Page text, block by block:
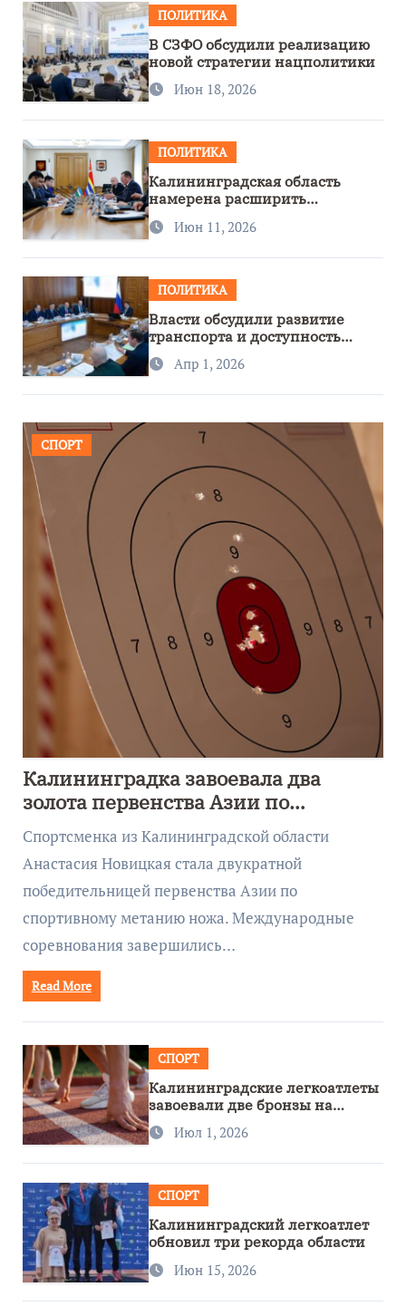
ПОЛИТИКА
В СЗФО обсудили реализацию
новой стратегии нацполитики
Июн 18, 2026
ПОЛИТИКА
Калининградская область
намерена расширить
сотрудничество с Узбекистаном
Июн 11, 2026
ПОЛИТИКА
Власти обсудили развитие
транспорта и доступность
региона
Апр 1, 2026
СПОРТ
Калининградка завоевала два
золота первенства Азии по
метанию ножа
Спортсменка из Калининградской области
Анастасия Новицкая стала двукратной
победительницей первенства Азии по
спортивному метанию ножа. Международные
соревнования завершились…
Read More
СПОРТ
Калининградские легкоатлеты
завоевали две бронзы на
первенстве России
Июл 1, 2026
СПОРТ
Калининградский легкоатлет
обновил три рекорда области
Июн 15, 2026